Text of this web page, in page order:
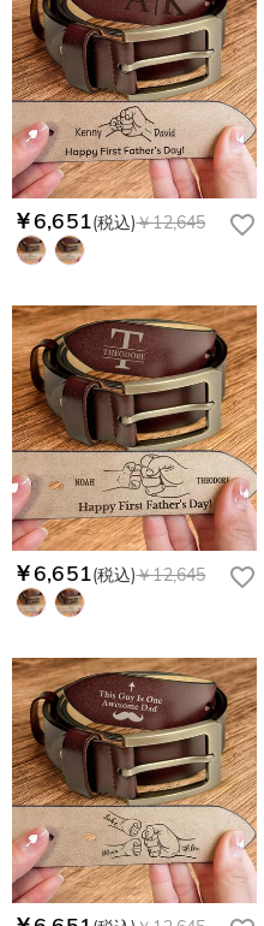
￥6,651(税込)￥12,645
￥6,651(税込)￥12,645